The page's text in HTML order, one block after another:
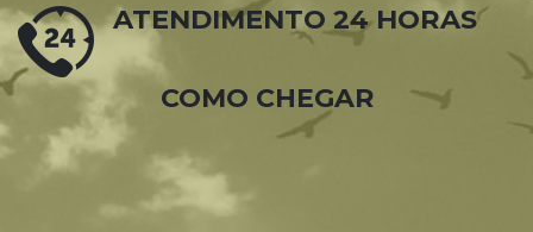
ATENDIMENTO 24 HORAS
COMO CHEGAR